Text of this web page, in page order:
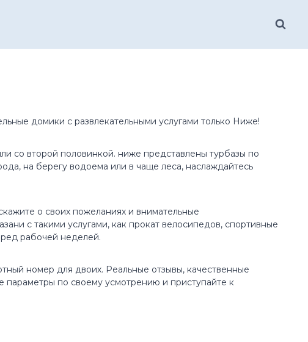
домики с развлекательными услугами только Ниже!
со второй половинкой. ниже представлены турбазы по
на берегу водоема или в чаще леса, наслаждайтесь
о своих пожеланиях и внимательные
с такими услугами, как прокат велосипедов, спортивные
рабочей неделей.
номер для двоих. Реальные отзывы, качественные
по своему усмотрению и приступайте к